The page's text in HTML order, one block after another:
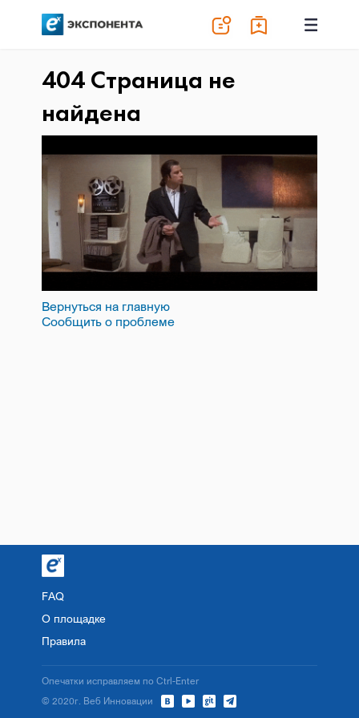
404 Страница не
найдена
Вернуться на главную
Сообщить о проблеме
FAQ
О площадке
Правила
© 2020г. Веб Инновации
Опечатки исправляем по Ctrl-Enter